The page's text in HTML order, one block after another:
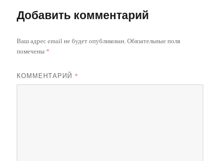
Добавить комментарий
Ваш адрес email не будет опубликован.Обязательные поля
помечены *
КОММЕНТАРИЙ *